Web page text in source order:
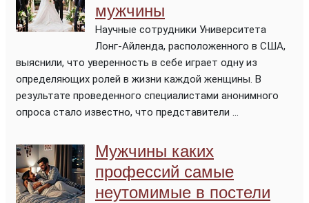
мужчины
Научные сотрудники Университета
Лонг-Айленда, расположенного в США,
выяснили, что уверенность в себе играет одну из
определяющих ролей в жизни каждой женщины. В
результате проведенного специалистами анонимного
опроса стало известно, что представители ...
Мужчины каких
профессий самые
неутомимые в постели